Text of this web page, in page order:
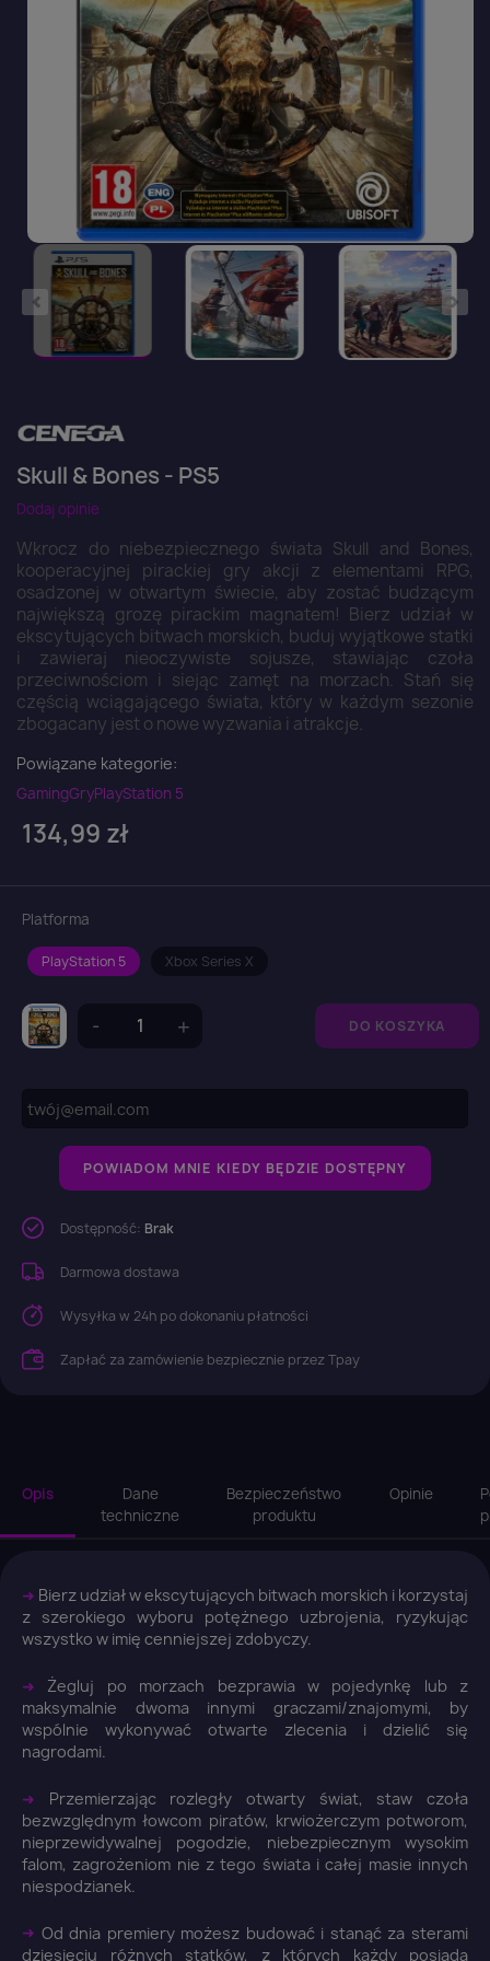
Skull & Bones - PS5
Dodaj opinie
Wkrocz do niebezpiecznego świata Skull and Bones,
kooperacyjnej pirackiej gry akcji z elementami RPG,
osadzonej w otwartym świecie, aby zostać budzącym
największą grozę pirackim magnatem! Bierz udział w
ekscytujących bitwach morskich, buduj wyjątkowe statki
i zawieraj nieoczywiste sojusze, stawiając czoła
przeciwnościom i siejąc zamęt na morzach. Stań się
częścią wciągającego świata, który w każdym sezonie
zbogacany jest o nowe wyzwania i atrakcje.
Powiązane kategorie:
GamingGryPlayStation 5
134,99 zł
Platforma
PlayStation 5 Xbox Series X
DO KOSZYKA
POWIADOM MNIE KIEDY BĘDZIE DOSTĘPNY
Dostępność: Brak
Darmowa dostawa
Wysyłka w 24h po dokonaniu płatności
Zapłać za zamówienie bezpiecznie przez Tpay
Opis
Dane
techniczne
Bezpieczeństwo
produktu
Opinie
➜ Bierz udział w ekscytujących bitwach morskich i korzystaj
z szerokiego wyboru potężnego uzbrojenia, ryzykując
wszystko w imię cenniejszej zdobyczy.
➜ Żegluj po morzach bezprawia w pojedynkę lub z
maksymalnie dwoma innymi graczami/znajomymi, by
wspólnie wykonywać otwarte zlecenia i dzielić się
nagrodami.
➜ Przemierzając rozległy otwarty świat, staw czoła
bezwzględnym łowcom piratów, krwiożerczym potworom,
nieprzewidywalnej pogodzie, niebezpiecznym wysokim
falom, zagrożeniom nie z tego świata i całej masie innych
niespodzianek.
➜ Od dnia premiery możesz budować i stanąć za sterami
dziesięciu różnych statków, z których każdy posiada